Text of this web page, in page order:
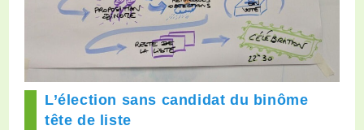
L’élection sans candidat du binôme
tête de liste